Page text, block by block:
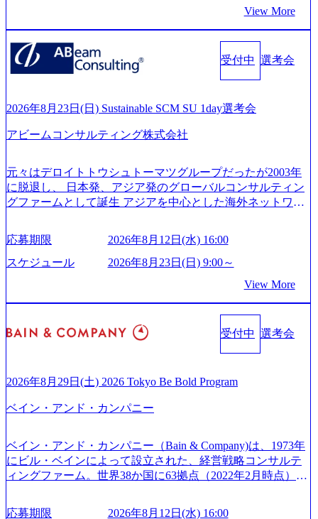
ら黒字経営。年間130%成長 https://storage.googleapis.com/our-
527843-d227-4df8-b86c-5587f843fdf6_1200x471.webp https://stor
age.googleapis.com/our-vision-production.appspot.com/public/imag
es/20251030164946_dc0888f6-0539-4887-84d7-34c8d8544226_1
200x666.webp 年間100億円規模の投資の元、10以上もの新規
能 社内転職が活発であり、多様なスキルを1社で身に着ける
ことが可能 事業開発・運用を内包かする「オールインハウ
ス」型の組織体。社内スカウトや社内公募制度を用いて主
165942_70f09968-1b27-43e6-b849-1cd107c4f488_1200x698.web
p ## 働き方／WLB／待遇 内装8億円超のかっこいいオフィ
スがあり、 働き甲斐のあるランキング、新卒注目ランキン
ため事業創造の自由度が高く、赤字事業でも投資して長期
的な成長を若手に任せられる環境 対面でのコミュニケーシ
ョンメリットを重視するため出社勤務。1日の労働時間平均
9.2時間、有休消化率81%(2024年度の年間データ、エンジニ
ア組織） 2026年8月22日(土) 10:00～最長16:00 2026年8月10
日(月) 16:00 ※応募者が定員を上回る場合は、厳正なる審査
の上参加者を決定させていただきます。ご了承ください。
● 当日の流れ 受付 → 会社説明会 → 面接(会社説明会終了
後、随時ご案内) ※全てリモートにて実施します。 ※参加
通常の選考フローと異なり、事前に適性検査をご受検いた
ションサーチになります。 ご経験やスキル、そして適性や
きます。 ※本求人はレバテック株式会社の雇用となりま
す。 ※案件によっては客先に出向いての作業も発生しま
す。 ＜ITコンサルタント＞ Webアプリケーション、SaaS系
模基幹システムにおける最上流のPoC(概念実証)支援から構
手掛けたプロジェクトは「ファーストリテイリングにおけ
るグローバル化」「資生堂グループのDX化支援」「ヴィヴ
ィアン・ウエストウッドの製品開発」など多岐にわたる コ
ンサルティング活動のみならず、2021年にはKDDIと合弁会
社「ARISE analytics」を設立し、人工知能とデータアナリテ
ジタル人材育成の支援も盛んに行う 採用資料 (https://www.ac
2/Accenture-Recruiting-Brochure.pdf#zoom=50) 女性の活躍につ
rs/corporate/document/women-brochure.pdf#zoom=50) 社員発信
のキャリアブログ (https://www.accenture.com/jp-ja/blogs/japan-
careers-blog) 江川社長が語る「105点経営」 (https://business.ni
kkei.com/atcl/gen/19/00604/021600008/) 規模拡大で成功する理
6218) 大手広告代理店出身者などマーケティングのトップ人
材が集結するワケ (https://markezine.jp/article/detail/45446) エン
ジニアからコンサルタントへ。会社に入って、何が変わっ
た？ (https://www.businessinsider.jp/post-288838) プラダ：ラグ
ジュアリー製品のパーソナライゼーション (https://www.acce
nture.com/jp-ja/case-studies/song/prada-luxury-product-customizati
on) 大正製薬：ITカーブアウト支援 (https://www.accenture.co
m/jp-ja/case-studies/consulting/taisho-pharmaceutical)（ストラテ
ジー & コンサルティング） ソフトバンク：初のオンライン
s://www.accenture.com/jp-ja/case-studies/communications-media/so
する「保安ネット」を構築。省庁DXの先進事例を実現 (http
ry-safety-network)（公共サービス） カルビー：SAP HANAの
導入で基幹システムを刷新 (https://www.accenture.com/jp-ja/ca
se-studies/consumer-goods-services/calbee)（消費財・サービ
View More
受付中 選考会
2026年8月23日(日) Sustainable SCM SU 1day選考会
アビームコンサルティング株式会社
元々はデロイトトウシュトーマツグループだったが2003年
に脱退し、 日本発、アジア発のグローバルコンサルティン
グファームとして誕生 アジアを中心とした海外ネットワー
供している日系最大級の総合コンサルティングファーム
『Build Beyond As One ®.』をブランドメッセージに掲げ、
企業や組織の変革を通じて社会や産業の課題を解決し、未
確実な実現と社会的価値及び経済的価値の追求にも貢献 NE
Cとの戦略的資本提携も実現して、現在はNECのグループ会
社であり、戦略、業務改革、IT、組織・人事、アウトソー
シングなどの専門知識と、豊富な経験を持つ約6,000名を超
えるプロフェッショナルを有する 金融、製造、流通、エネ
トとしている SAP領域においては日本市場No.1を誇り、全
定コンサルタント資格を取得している また、日本国内企業
資格も保有、さまざまな業界・業種でのプロジェクト実績
と蓄積されたノウハウを基に独自の方法論やテンプレート
を開発し、それらを活用してお客様に最適なSAPコンサル
96dc8f2-7d54-42b9-a7ae-8c532c52d3d8_1200x678.webp アビー
応募期限
2026年8月12日(水) 16:00
スケジュール
2026年8月23日(日) 9:00～
View More
受付中 選考会
2026年8月29日(土) 2026 Tokyo Be Bold Program
ベイン・アンド・カンパニー
ベイン・アンド・カンパニー（Bain & Company)は、1973年
にビル・ベインによって設立された、経営戦略コンサルテ
ィングファーム。世界38か国に63拠点（2022年2月時点）、
アントにお届けするのは単なるレポートではなく、『結
応募期限 2026年8月12日(水) 16:00